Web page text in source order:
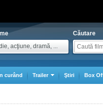
acţiune, dramă, ...
Căutare
curând Trailer Ştiri Box